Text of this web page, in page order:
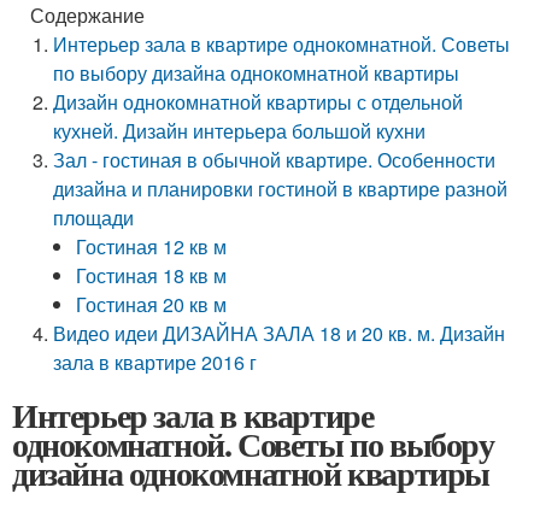
Содержание
Интерьер зала в квартире однокомнатной. Советы
по выбору дизайна однокомнатной квартиры
Дизайн однокомнатной квартиры с отдельной
кухней. Дизайн интерьера большой кухни
Зал - гостиная в обычной квартире. Особенности
дизайна и планировки гостиной в квартире разной
площади
Гостиная 12 кв м
Гостиная 18 кв м
Гостиная 20 кв м
Видео идеи ДИЗАЙНА ЗАЛА 18 и 20 кв. м. Дизайн
зала в квартире 2016 г
Интерьер зала в квартире
однокомнатной. Советы по выбору
дизайна однокомнатной квартиры